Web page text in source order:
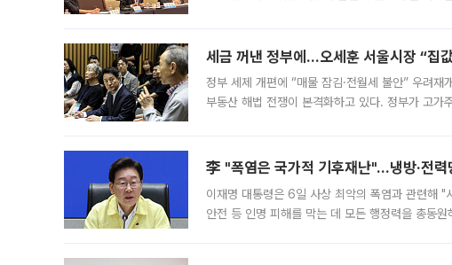
세금 꺼낸 정부에…오세훈 서울시장 “집
정부 세제 개편에 “매물 잠김·전월세 불안” 우려재
부동산 해법 전쟁이 본격화하고 있다. 정부가 고가
李 "폭염은 국가적 기후재난"…냉방·전
이재명 대통령은 6일 사상 최악의 폭염과 관련해
안전 등 인명 피해를 막는 데 모든 행정력을 총동